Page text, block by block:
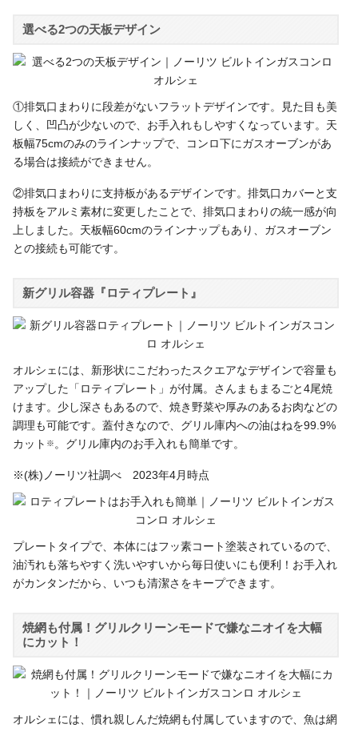
選べる2つの天板デザイン
①排気口まわりに段差がないフラットデザインです。見た目も美
しく、凹凸が少ないので、お手入れもしやすくなっています。天
板幅75cmのみのラインナップで、コンロ下にガスオーブンがあ
る場合は接続ができません。
②排気口まわりに支持板があるデザインです。排気口カバーと支
持板をアルミ素材に変更したことで、排気口まわりの統一感が向
上しました。天板幅60cmのラインナップもあり、ガスオーブン
との接続も可能です。
新グリル容器『ロティプレート』
オルシェには、新形状にこだわったスクエアなデザインで容量も
アップした「ロティプレート」が付属。さんまもまるごと4尾焼
けます。少し深さもあるので、焼き野菜や厚みのあるお肉などの
調理も可能です。蓋付きなので、グリル庫内への油はねを99.9%
カット ※。グリル庫内のお手入れも簡単です。
※(株)ノーリツ社調べ 2023年4月時点
プレートタイプで、本体にはフッ素コート塗装されているので、
油汚れも落ちやすく洗いやすいから毎日使いにも便利！お手入れ
がカンタンだから、いつも清潔さをキープできます。
焼網も付属！グリルクリーンモードで嫌なニオイを大幅
にカット！
オルシェには、慣れ親しんだ焼網も付属していますので、魚は網